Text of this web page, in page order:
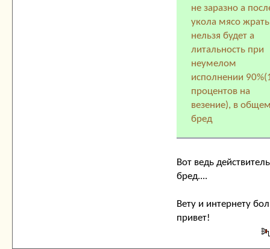
не заразно а
укола мясо жрать
нельзя будет а
литальность при
неумелом
исполнении
процентов на
везение), в
бред
Вот ведь
бред....
Вету и интернету
привет!